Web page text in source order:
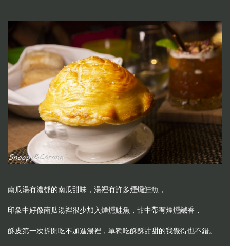
南瓜湯有濃郁的南瓜甜味，湯裡有許多煙燻鮭魚，
印象中好像南瓜湯裡很少加入煙燻鮭魚，甜中帶有煙燻鹹香，
酥皮第一次拆開吃不加進湯裡，單獨吃酥酥甜甜的我覺得也不錯。